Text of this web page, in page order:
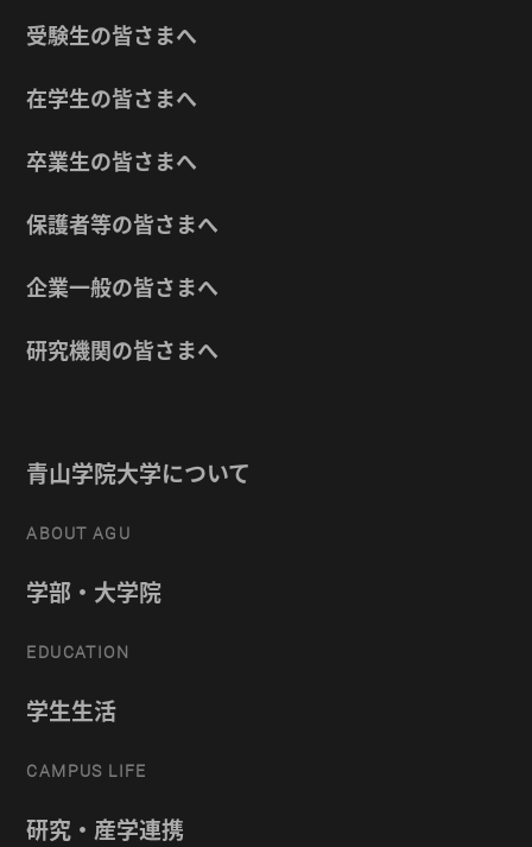
受験生の皆さまへ
在学生の皆さまへ
卒業生の皆さまへ
保護者等の皆さまへ
企業一般の皆さまへ
研究機関の皆さまへ
青山学院大学について
ABOUT AGU
学部・大学院
EDUCATION
学生生活
CAMPUS LIFE
研究・産学連携